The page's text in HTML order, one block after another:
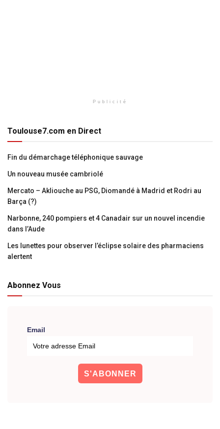
Publicité
Toulouse7.com en Direct
Fin du démarchage téléphonique sauvage
Un nouveau musée cambriolé
Mercato – Akliouche au PSG, Diomandé à Madrid et Rodri au
Barça (?)
Narbonne, 240 pompiers et 4 Canadair sur un nouvel incendie
dans l’Aude
Les lunettes pour observer l’éclipse solaire des pharmaciens
alertent
Abonnez Vous
Email